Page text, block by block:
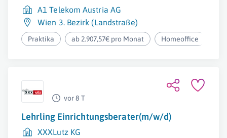
A1 Telekom Austria AG
Wien 3. Bezirk (Landstraße)
Praktika ab 2.907,57€ pro Monat Homeoffice
vor 8 T
Lehrling Einrichtungsberater(m/w/d)
XXXLutz KG